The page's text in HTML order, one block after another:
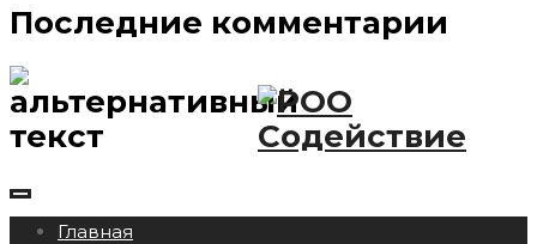
Последние комментарии
Главная